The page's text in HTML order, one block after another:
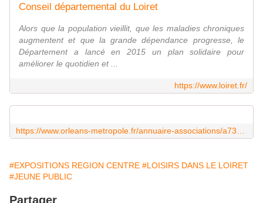
Conseil départemental du Loiret
Alors que la population vieillit, que les maladies chroniques
augmentent et que la grande dépendance progresse, le
Département a lancé en 2015 un plan solidaire pour
améliorer le quotidien et ...
https://www.loiret.fr/
#EXPOSITIONS REGION CENTRE #LOISIRS DANS LE LOIRET
#JEUNE PUBLIC
Partager